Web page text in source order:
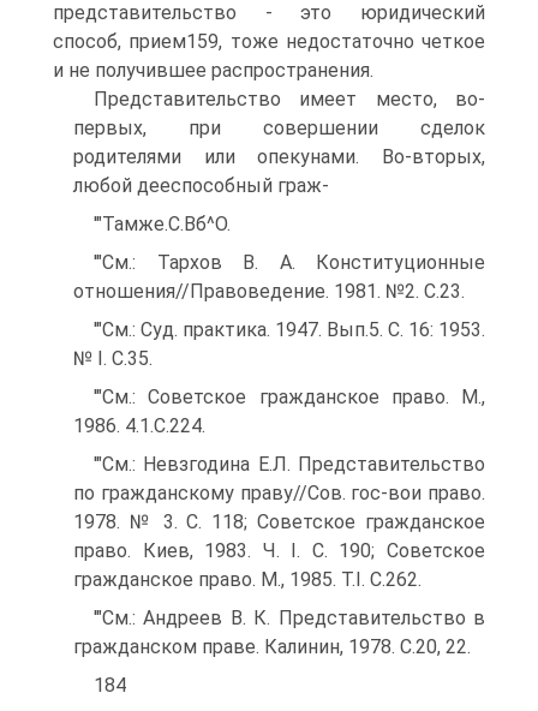
представительство - это юридический
способ, прием159, тоже недостаточно четкое
и не получившее распространения.
Представительство имеет место, во-
первых, при совершении сделок
родителями или опекунами. Во-вторых,
любой дееспособный граж-
'"Тамже.С.Вб^О.
'"См.: Тархов В. А. Конституционные
отношения//Правоведение. 1981. №2. С.23.
'"См.: Суд. практика. 1947. Вып.5. С. 16: 1953.
№ I. C.35.
'"См.: Советское гражданское право. М.,
1986. 4.1.С.224.
'"См.: Невзгодина Е.Л. Представительство
по гражданскому праву//Сов. гос-вои право.
1978. № 3. С. 118; Советское гражданское
право. Киев, 1983. Ч. I. С. 190; Советское
гражданское право. М., 1985. T.I. С.262.
'"См.: Андреев В. К. Представительство в
гражданском праве. Калинин, 1978. С.20, 22.
184